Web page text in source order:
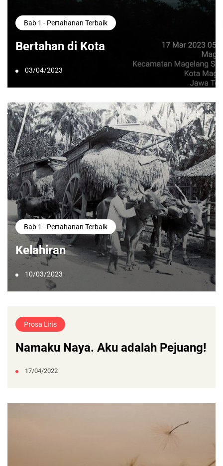
Bab 1 - Pertahanan Terbaik
Bertahan di Kota
03/04/2023
Bab 1 - Pertahanan Terbaik
Kelahiran
10/03/2023
Prosa Liris
Namaku Naya. Aku adalah Pejuang!
17/04/2022